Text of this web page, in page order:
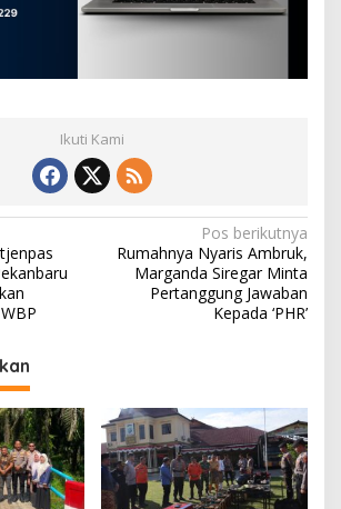
Ikuti Kami
Pos berikutnya
Rumahnya Nyaris Ambruk,
Marganda Siregar Minta
Pertanggung Jawaban
Kepada ‘PHR’